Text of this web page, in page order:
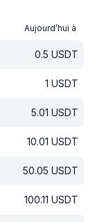
Aujourd’hui à
0.5 USDT
1 USDT
5.01 USDT
10.01 USDT
50.05 USDT
100.11 USDT